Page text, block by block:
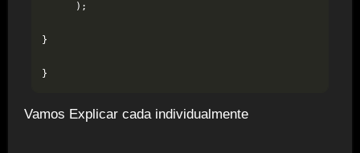
      );
}
}
Vamos Explicar cada individualmente